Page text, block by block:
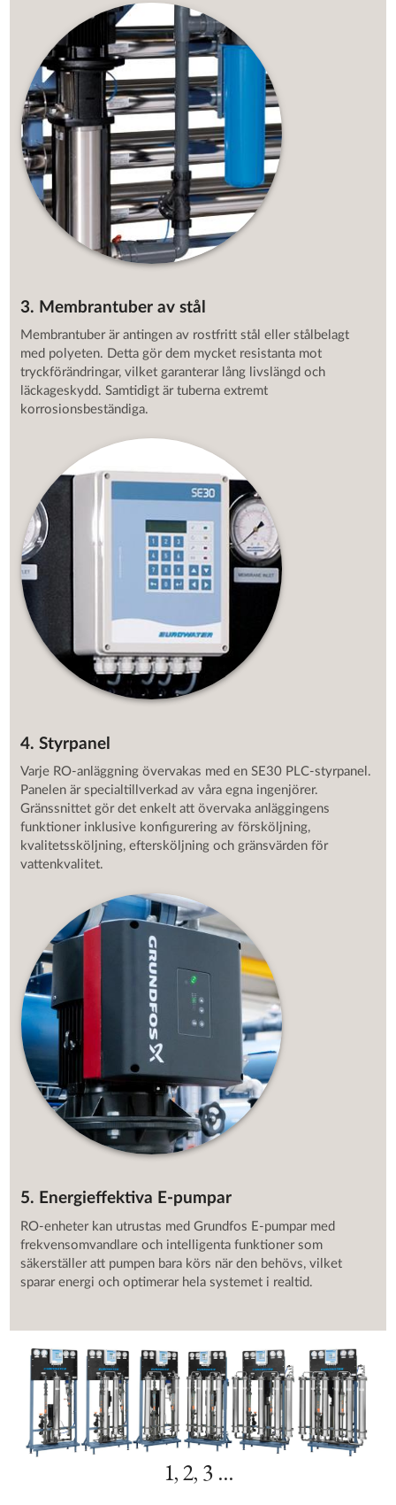
3. Membrantuber av stål
Membrantuber är antingen av rostfritt stål eller stålbelagt
med polyeten. Detta gör dem mycket resistanta mot
tryckförändringar, vilket garanterar lång livslängd och
läckageskydd. Samtidigt är tuberna extremt
korrosionsbeständiga.
4. Styrpanel
Varje RO-anläggning övervakas med en SE30 PLC-styrpanel.
Panelen är specialtillverkad av våra egna ingenjörer.
Gränssnittet gör det enkelt att övervaka anläggingens
funktioner inklusive konfigurering av försköljning,
kvalitetssköljning, eftersköljning och gränsvärden för
vattenkvalitet.
5. Energieffektiva E-pumpar
RO-enheter kan utrustas med Grundfos E-pumpar med
frekvensomvandlare och intelligenta funktioner som
säkerställer att pumpen bara körs när den behövs, vilket
sparar energi och optimerar hela systemet i realtid.
1, 2, 3 …